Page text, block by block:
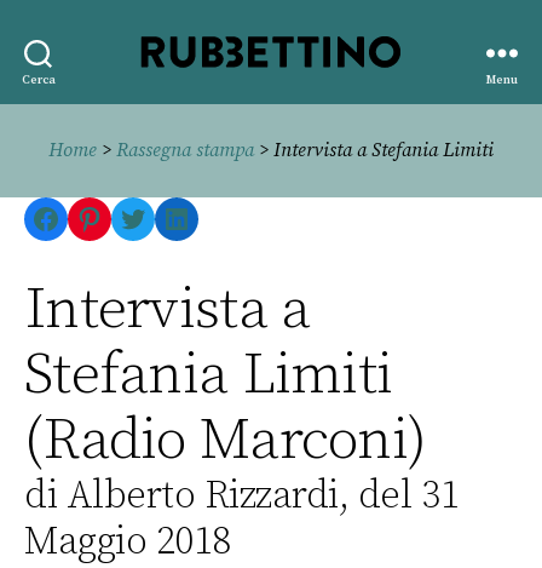
Cerca
editore
Menu
Home > Rassegna stampa> Intervista a Stefania Limiti
Facebook
Pinterest
TwitterLinkedIn
Intervista a
Stefania Limiti
(Radio Marconi)
di Alberto Rizzardi, del 31
Maggio 2018